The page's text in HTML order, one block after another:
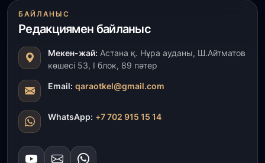
«Ауыл аманаты»: Түркістанда 30,2 млрд теңгеге
4 223 жоба қаржыландырылды
31 шілде, 2026
толық ауыз сумен қамтылды
30 шілде, 2026
Түркістанда «Арыс-2» және Темір ауылының
БАЙЛАНЫС
Редакциямен байланыс
Мекен-жай: Астана қ. Нұра ауданы, Ш.Айтматов
көшесі 53, І блок, 89 пәтер
Email: qaraotkel@gmail.com
WhatsApp: +7 702 915 15 14